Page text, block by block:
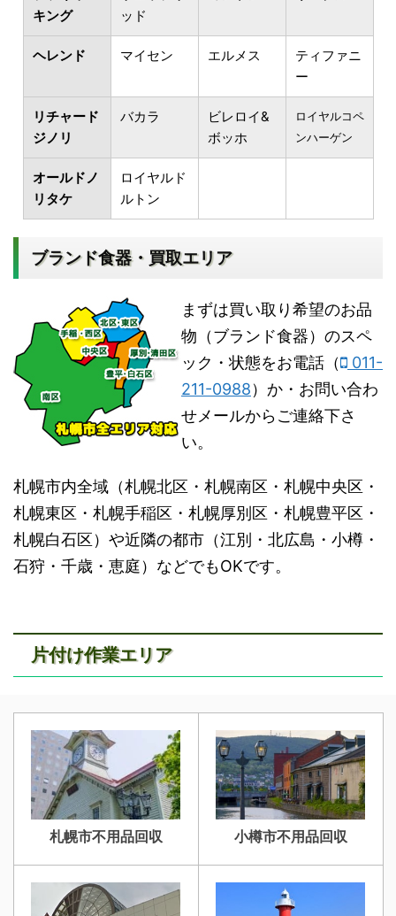
キング
ッド
ヘレンド マイセン エルメス
ティファニ
ー
リチャード
ジノリ
バカラ
ビレロイ&
ボッホ
ロイヤルコペ
ンハーゲン
オールドノ
リタケ
ロイヤルド
ルトン
ブランド食器・買取エリア
まずは買い取り希望のお品
物（ブランド食器）のスペ
ック・状態をお電話（
011-
211-0988）か・お問い合わ
せメールからご連絡下さ
い。
札幌市内全域（札幌北区・札幌南区・札幌中央区・
札幌東区・札幌手稲区・札幌厚別区・札幌豊平区・
札幌白石区）や近隣の都市（江別・北広島・小樽・
石狩・千歳・恵庭）などでもOKです。
片付け作業エリア
札幌市不用品回収 小樽市不用品回収